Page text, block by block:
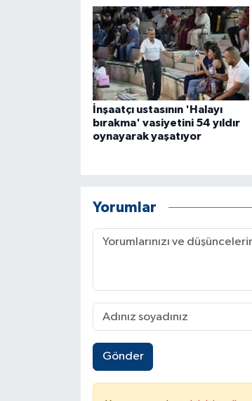
İnşaatçı ustasının 'Halayı
bırakma' vasiyetini 54 yıldır
oynayarak yaşatıyor
Yorumlar
Gönder
Yerel Haberler